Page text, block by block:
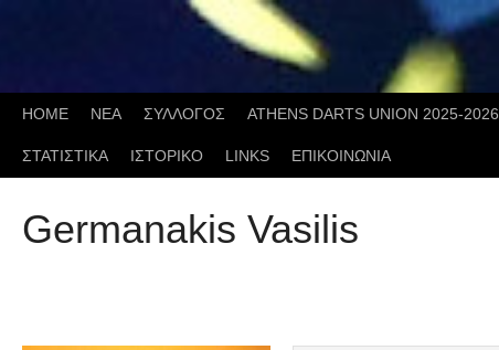
HOME ΝΕΑ ΣΥΛΛΟΓΟΣ ATHENS DARTS UNION 2025-2026
ΣΤΑΤΙΣΤΙΚΑ ΙΣΤΟΡΙΚΟ LINKS ΕΠΙΚΟΙΝΩΝΙΑ
Germanakis Vasilis